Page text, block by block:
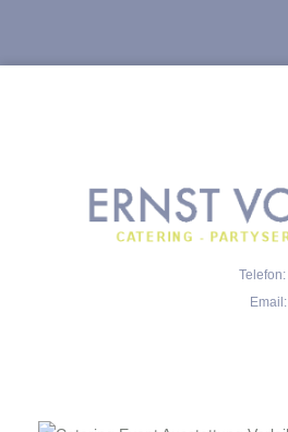
Telefon:
Email: